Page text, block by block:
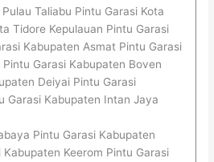
Taliabu Pintu Garasi Kota
Tidore Kepulauan Pintu Garasi
Kabupaten Asmat Pintu Garasi
Garasi Kabupaten Boven
Deiyai Pintu Garasi
Garasi Kabupaten Intan Jaya
Pintu Garasi Kabupaten
Keerom Pintu Garasi